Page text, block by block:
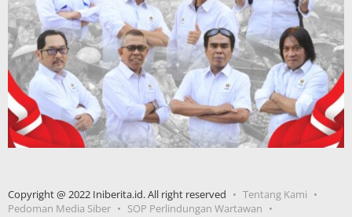
Copyright @ 2022 Iniberita.id. All right reserved
Tentang Kami
Pedoman Media Siber
SOP Perlindungan Wartawan